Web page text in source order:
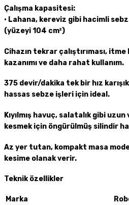
Çalışma kapasitesi:
• Lahana, kereviz gibi hacimli
(yüzeyi 104 cm²)
Cihazın tekrar çalıştırıması, itme
kazanımı ve daha rahat kullanım.
375 devir/dakika tek bir hız
hassas sebze işleri için ideal.
Kıyılmış havuç, salatalık gibi
kesmek için öngürülmüş silindir
Az yer tutan, kompakt masa
kesime olanak verir.
Teknik özellikler
Marka